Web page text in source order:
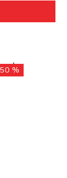
50 %